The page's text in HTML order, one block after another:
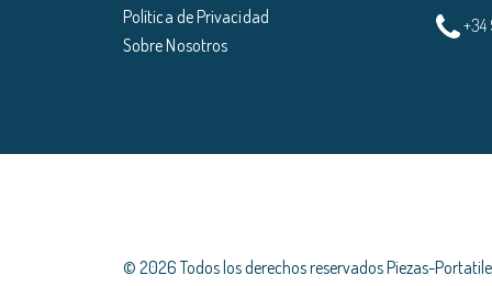
Política de Privacidad
Sobre Nosotros
© 2026 Todos los derechos reservados Piezas-